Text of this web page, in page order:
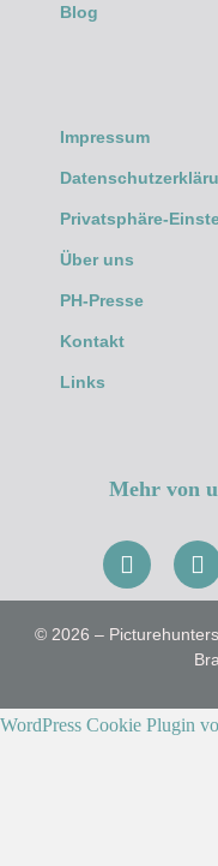
Blog
Impressum
Privatsphäre-
Über uns
PH-Presse
Kontakt
Links
Mehr von
© 2026 –
WordPress Cookie Plugin